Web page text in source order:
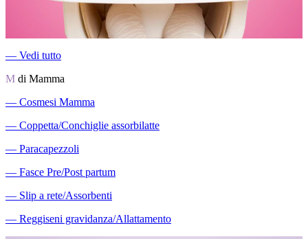
― Vedi tutto
M di Mamma
― Cosmesi Mamma
― Coppetta/Conchiglie assorbilatte
― Paracapezzoli
― Fasce Pre/Post partum
― Slip a rete/Assorbenti
― Reggiseni gravidanza/Allattamento